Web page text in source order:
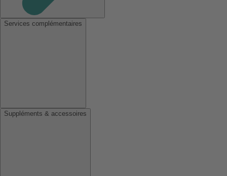
Services complémentaires
Suppléments & accessoires